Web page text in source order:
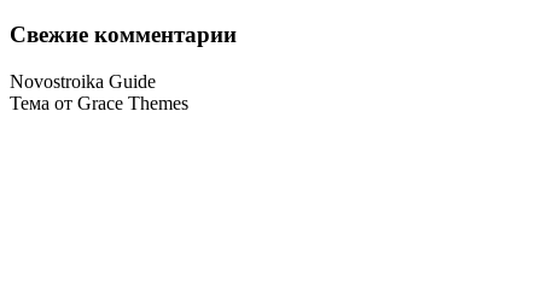
Свежие комментарии
Novostroika Guide
Тема от Grace Themes